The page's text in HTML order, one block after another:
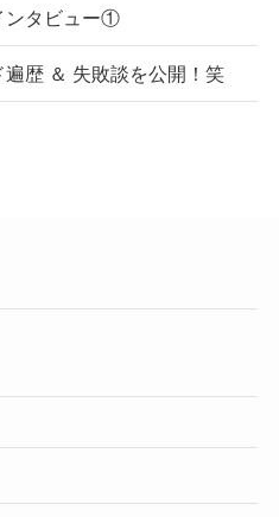
ンタビュー①
歴 ＆ 失敗談を公開！笑